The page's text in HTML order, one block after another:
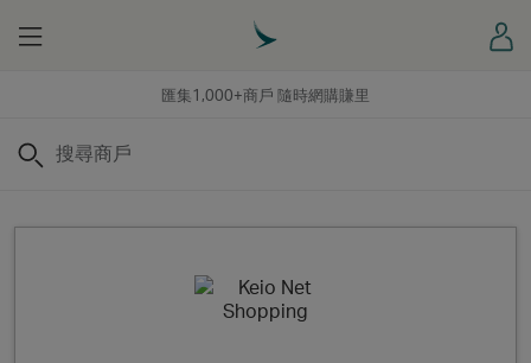
匯集1,000+商戶 隨時網購賺里
Menu
搜尋